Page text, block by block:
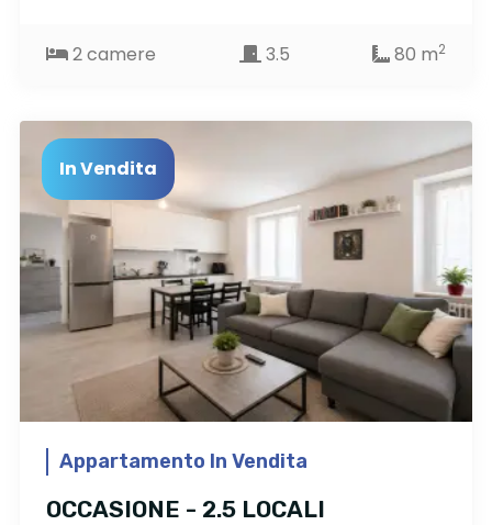
2 camere 3.5 80 m2
In Vendita
Appartamento In Vendita
OCCASIONE - 2.5 LOCALI